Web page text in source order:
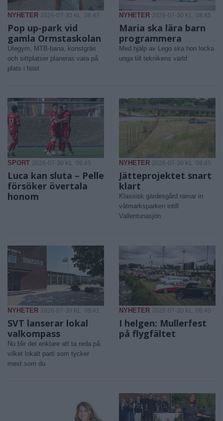
NYHETER 2026-07-30 KL. 08:47
Pop up-park vid
gamla Ormstaskolan
Utegym, MTB-bana, konstgräs
och sittplatser planeras vara på
plats i höst
NYHETER 2026-07-30 KL. 08:45
Maria ska lära barn
programmera
Med hjälp av Lego ska hon locka
unga till teknikens värld
SPORT 2026-07-30 KL. 08:45
Luca kan sluta – Pelle
försöker övertala
honom
NYHETER 2026-07-30 KL. 08:45
Jätteprojektet snart
klart
Klassisk gärdesgård ramar in
våtmarksparken intill
Vallentunasjön
NYHETER 2026-07-30 KL. 08:41
SVT lanserar lokal
valkompass
Nu blir det enklare att ta reda på
vilket lokalt parti som tycker
mest som du
NYHETER 2026-07-30 KL. 08:40
I helgen: Mullerfest
på flygfältet